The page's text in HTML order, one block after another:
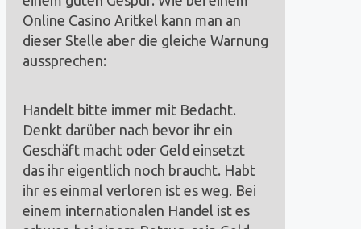
Online Casino Aritkel kann man an
dieser Stelle aber die gleiche Warnung
aussprechen:
Handelt bitte immer mit Bedacht.
Denkt darüber nach bevor ihr ein
Geschäft macht oder Geld einsetzt
das ihr eigentlich noch braucht. Habt
ihr es einmal verloren ist es weg. Bei
einem internationalen Handel ist es